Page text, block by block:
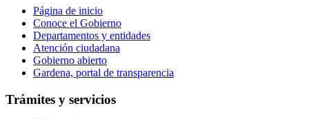
Página de inicio
Conoce el Gobierno
Departamentos y entidades
Atención ciudadana
Gobierno abierto
Gardena, portal de transparencia
Trámites y servicios